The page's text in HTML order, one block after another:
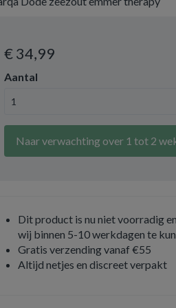
€ 34,99
Aantal
Naar verwachting over 1 tot 2
Dit product is nu niet voorradig
wij binnen 5-10 werkdagen te
Gratis verzending vanaf €55
Altijd netjes en discreet verpakt